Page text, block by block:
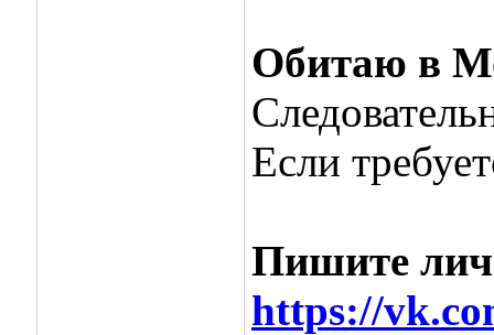
Обитаю в
Если
Пишите
https://